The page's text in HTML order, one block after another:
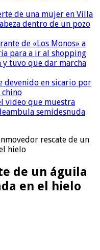
de una mujer en Villa
dentro de un pozo
de «Los Monos» a
para a ir al shopping
y tuvo que dar marcha
devenido en sicario por
chino
video que muestra
semidesnuda
rescate de un
hielo
de un águila
en el hielo